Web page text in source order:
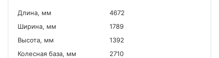
Длина, мм
4672
Ширина, мм
1789
Высота, мм
1392
Колесная база, мм
2710